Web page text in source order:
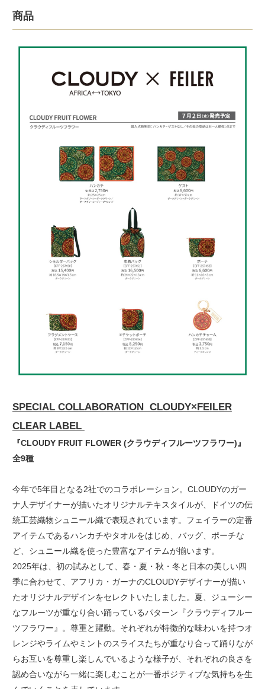
商品
SPECIAL COLLABORATION CLOUDY×FEILER
CLEAR LABEL
『CLOUDY FRUIT FLOWER (クラウディフルーツフラワー)』
全9種
今年で5年目となる2社でのコラボレーション。CLOUDYのガー
ナ人デザイナーが描いたオリジナルテキスタイルが、ドイツの伝
統工芸織物シュニール織で表現されています。フェイラーの定番
アイテムであるハンカチやタオルをはじめ、バッグ、ポーチな
ど、シュニール織を使った豊富なアイテムが揃います。
2025年は、初の試みとして、春・夏・秋・冬と日本の美しい四
季に合わせて、アフリカ・ガーナのCLOUDYデザイナーが描い
たオリジナルデザインをセレクトいたしました。夏、ジューシー
なフルーツが重なり合い踊っているパターン『クラウディフルー
ツフラワー』。尊重と躍動。それぞれが特徴的な味わいを持つオ
レンジやライムやミントのスライスたちが重なり合って踊りなが
らお互いを尊重し楽しんでいるような様子が、それぞれの良さを
認め合いながら一緒に楽しむことが一番ポジティブな気持ちを生